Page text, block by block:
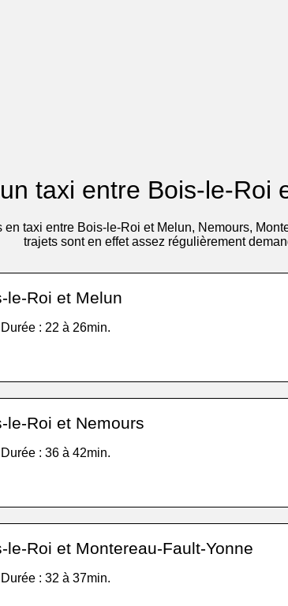
taxi entre Bois-le-Roi
taxi entre Bois-le-Roi et Melun, Nemours,
trajets sont en effet assez régulièrement
le-Roi et Melun
: 22 à 26min.
Roi et Nemours
: 36 à 42min.
Roi et Montereau-Fault-Yonne
: 32 à 37min.